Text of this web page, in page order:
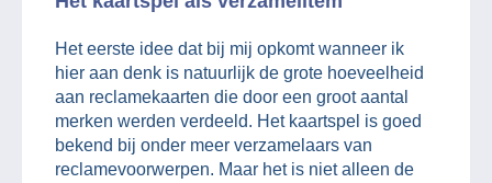
Het eerste idee dat bij mij opkomt wanneer ik
hier aan denk is natuurlijk de grote hoeveelheid
aan reclamekaarten die door een groot aantal
merken werden verdeeld. Het kaartspel is goed
bekend bij onder meer verzamelaars van
reclamevoorwerpen. Maar het is niet alleen de